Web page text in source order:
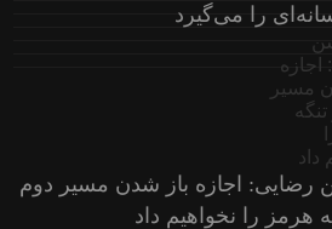
را می‌گیرد
اجازه باز شدن مسیر دوم
هرمز را نخواهیم داد